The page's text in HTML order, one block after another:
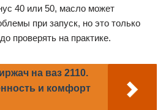
40 или 50, масло может
при запуск, но это только
проверять на практике.
на ваз 2110.
и комфорт